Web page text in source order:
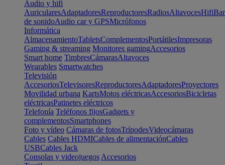
Audio y hifi
AuricularesAdaptadoresReproductoresRadiosAltavocesHifi
de sonidoAudio car y GPSMicrófonos
Informática
AlmacenamientoTabletsComplementosPortátilesImpresoras
Gaming & streaming Monitores gamingAccesorios
Smart home TimbresCámarasAltavoces
Wearables Smartwatches
Televisión
AccesoriosTelevisoresReproductoresAdaptadoresProyectores
Movilidad urbana KartsMotos eléctricasAccesoriosBicicletas
eléctricasPatinetes eléctricos
Telefonía Teléfonos fijosGadgets y
complementosSmartphones
Foto y vídeo Cámaras de fotosTrípodesVideocámaras
Cables Cables HDMICables de alimentaciónCables
USBCables Jack
Consolas y videojuegos Accesorios